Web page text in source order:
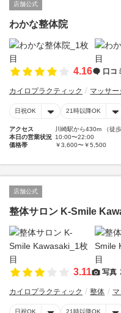
店舗公式
わかな整体院
4.16 口コ
カイロプラクティック マッサー
日祝OK 21時以降OK
アクセス
川崎駅から430m （徒歩
本日の営業状況 10:00〜22:00
価格帯
￥3,600〜￥5,500
店舗公式
整体サロン K-Smile
3.11 写真
カイロプラクティック 整体
日祝OK 21時以降OK